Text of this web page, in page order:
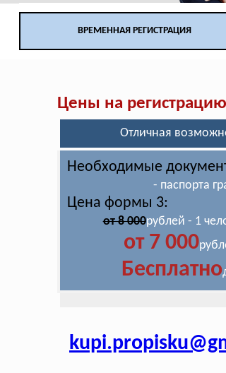
ВРЕМЕННАЯ РЕГИСТРАЦИЯ
Цены на
Отличная
Необходимые
- паспорта
Цена формы 3:
от 8 000рублей - 1
от 7 000
Бесплатно